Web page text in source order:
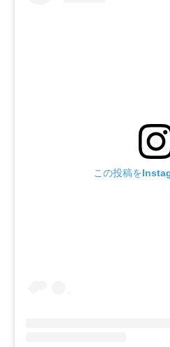
この投稿を